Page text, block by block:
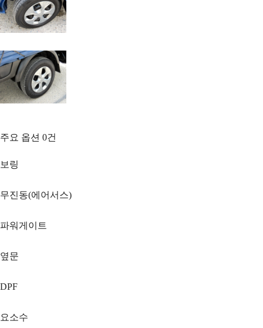
주요 옵션 0건
보링
무진동(에어서스)
파워게이트
옆문
DPF
요소수